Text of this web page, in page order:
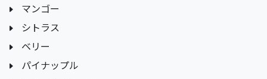
マンゴー
シトラス
ベリー
パイナップル